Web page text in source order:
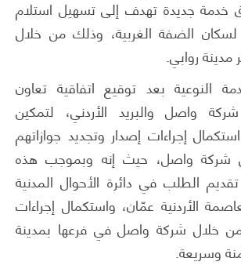
خدمة جديدة تهدف إلى تسهيل استلام
لسكان الضفة الغربية، وذلك من خلال
روابي.
النوعية بعد توقيع اتفاقية تعاون
واصل والبريد الأردني، لتمكين
إجراءات إصدار وتجديد جوازاتهم
شركة واصل، حيث إنه وبموجب هذه
الطلب في دائرة الأحوال المدنية
الأردنية عمّان، واستكمال إجراءات
من خلال شركة واصل في فرعها بمدينة
وسريعة.